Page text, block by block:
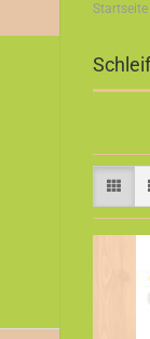
Startseite